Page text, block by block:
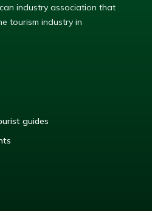
industry association that
tourism industry in
guides